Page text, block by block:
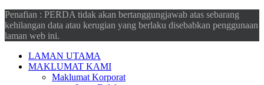
Penafian : PERDA tidak akan bertanggungjawab atas sebarang
kehilangan data atau kerugian yang berlaku disebabkan penggunaan
laman web ini.
LAMAN UTAMA
MAKLUMAT KAMI
Maklumat Korporat